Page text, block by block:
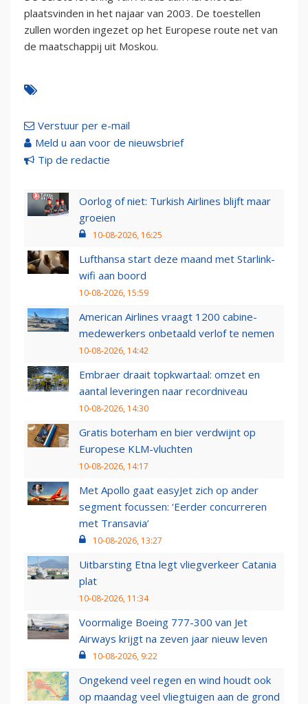
plaatsvinden in het najaar van 2003. De toestellen
zullen worden ingezet op het Europese route net van
de maatschappij uit Moskou.
Verstuur per e-mail
Meld u aan voor de nieuwsbrief
Tip de redactie
Oorlog of niet: Turkish Airlines blijft maar
groeien
10-08-2026, 16:25
Lufthansa start deze maand met Starlink-
wifi aan boord
10-08-2026, 15:59
American Airlines vraagt 1200 cabine-
medewerkers onbetaald verlof te nemen
10-08-2026, 14:42
Embraer draait topkwartaal: omzet en
aantal leveringen naar recordniveau
10-08-2026, 14:30
Gratis boterham en bier verdwijnt op
Europese KLM-vluchten
10-08-2026, 14:17
Met Apollo gaat easyJet zich op ander
segment focussen: ‘Eerder concurreren
met Transavia’
10-08-2026, 13:27
Uitbarsting Etna legt vliegverkeer Catania
plat
10-08-2026, 11:34
Voormalige Boeing 777-300 van Jet
Airways krijgt na zeven jaar nieuw leven
10-08-2026, 9:22
Ongekend veel regen en wind houdt ook
op maandag veel vliegtuigen aan de grond